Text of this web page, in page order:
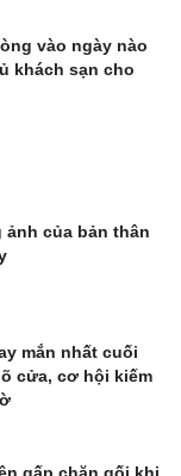
vào ngày nào
khách sạn cho
ảnh của bản thân
mắn nhất cuối
cửa, cơ hội kiếm